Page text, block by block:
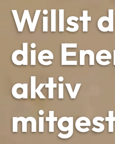
Willst
die
aktiv